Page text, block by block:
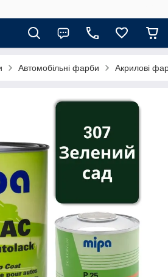
Автомобільні фарби Акрилові